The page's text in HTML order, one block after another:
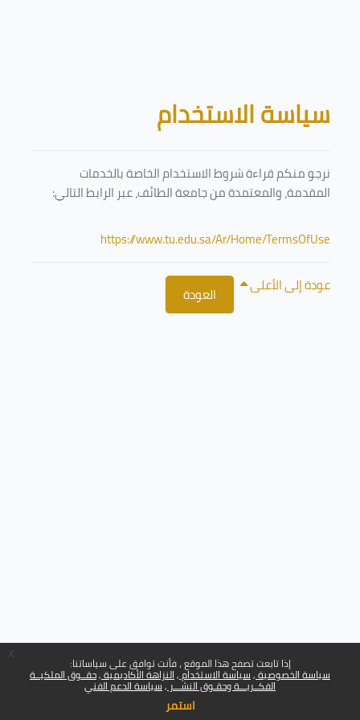
إذا تابعت تصفح هذا الموقع ، فأنت توافق على سياساتنا:
سياسة الخصوصية سياسة الاستخدام النزاهة الأكاديمية حقــوق الملكيــة
الفكــريـــة وحقـوق النشـــر سياسة الدعم الفني
استمر
الكتل
سياسة الاستخدام
نرجو منكم قراءة شروط الاستخدام الخاصة بالخدمات
المقدمة، والمعتمدة من جامعة الطائف، عبر الرابط التالي:
https://www.tu.edu.sa/Ar/Home/TermsOfUse
العودة عودة إلى الأعلى